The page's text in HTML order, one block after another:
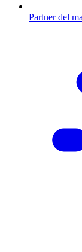
Partner del